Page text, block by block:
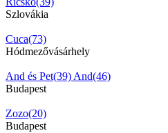
Szlovákia
Cuca(73)
Hódmezővásárhely
And és Pet(39) And(46)
Budapest
Zozo(20)
Budapest